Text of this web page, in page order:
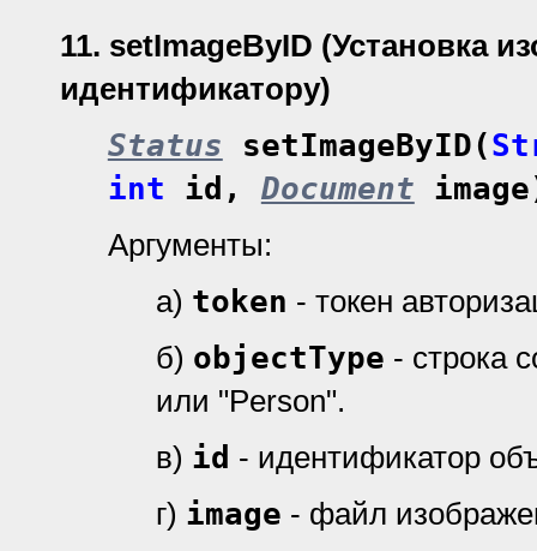
11. setImageByID (Установка
идентификатору)
Status setImageByID(
int id, Document
Аргументы:
а) token - токен
б) objectType - строка
или "Person".
в) id - идентификатор
г) image - файл